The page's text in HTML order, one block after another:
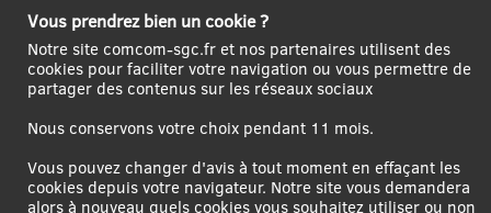
Ce site internet a été cofinancé par l’Union européenne avec le Fonds
Européen de Développement Régional à hauteur de 12 572€
déconnecter
Créer un
utilisateur
Contact
Plan
site
Vous prendrez bien un cookie ?
Notre site comcom-sgc.fr et nos partenaires utilisent des
cookies pour faciliter votre navigation ou vous permettre de
partager des contenus sur les réseaux sociaux
Nous conservons votre choix pendant 11 mois.
Vous pouvez changer d'avis à tout moment en effaçant les
cookies depuis votre navigateur. Notre site vous demandera
alors à nouveau quels cookies vous souhaitez utiliser ou non